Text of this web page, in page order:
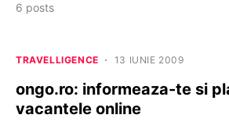
6 posts
TRAVELLIGENCE 13 IUNIE 2009
ongo.ro: informeaza-te si
vacantele online